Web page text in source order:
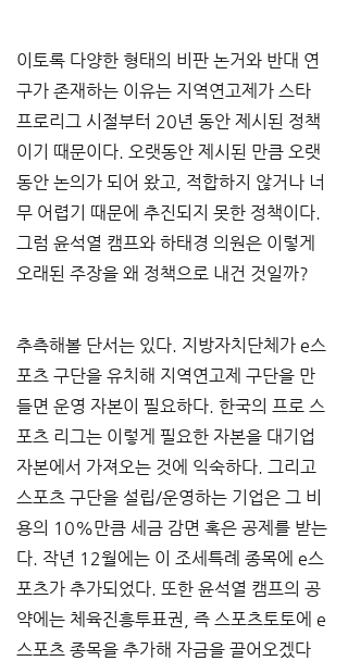
이토록 다양한 형태의 비판 논거와 반대 연
구가 존재하는 이유는 지역연고제가 스타
프로리그 시절부터 20년 동안 제시된 정책
이기 때문이다. 오랫동안 제시된 만큼 오랫
동안 논의가 되어 왔고, 적합하지 않거나 너
무 어렵기 때문에 추진되지 못한 정책이다.
그럼 윤석열 캠프와 하태경 의원은 이렇게
오래된 주장을 왜 정책으로 내건 것일까?
추측해볼 단서는 있다. 지방자치단체가 e스
포츠 구단을 유치해 지역연고제 구단을 만
들면 운영 자본이 필요하다. 한국의 프로 스
포츠 리그는 이렇게 필요한 자본을 대기업
자본에서 가져오는 것에 익숙하다. 그리고
스포츠 구단을 설립/운영하는 기업은 그 비
용의 10%만큼 세금 감면 혹은 공제를 받는
다. 작년 12월에는 이 조세특례 종목에 e스
포츠가 추가되었다. 또한 윤석열 캠프의 공
약에는 체육진흥투표권, 즉 스포츠토토에 e
스포츠 종목을 추가해 자금을 끌어오겠다